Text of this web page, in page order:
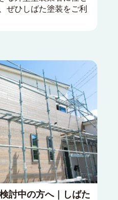
ぜひしばた塗装をご利
討中の方へ｜しばた